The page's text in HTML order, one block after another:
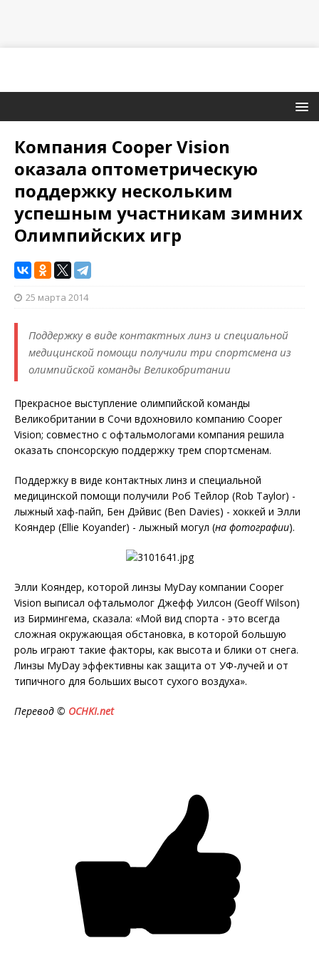
Компания Cooper Vision
оказала оптометрическую
поддержку нескольким
успешным участникам зимних
Олимпийских игр
25 марта 2014
Поддержку в виде контактных линз и специальной
медицинской помощи получили три спортсмена из
олимпийской команды Великобритании
Прекрасное выступление олимпийской команды
Великобритании в Сочи вдохновило компанию Cooper
Vision; совместно с офтальмологами компания решила
оказать спонсорскую поддержку трем спортсменам.
Поддержку в виде контактных линз и специальной
медицинской помощи получили Роб Тейлор (Rob Taylor) -
лыжный хаф-пайп, Бен Дэйвис (Ben Davies) - хоккей и Элли
Кояндер (Ellie Koyander) - лыжный могул (на фотографии).
Элли Кояндер, которой линзы MyDay компании Cooper
Vision выписал офтальмолог Джефф Уилсон (Geoff Wilson)
из Бирмингема, сказала: «Мой вид спорта - это всегда
сложная окружающая обстановка, в которой большую
роль играют такие факторы, как высота и блики от снега.
Линзы MyDay эффективны как защита от УФ-лучей и от
типичного для больших высот сухого воздуха».
Перевод © OCHKI.net